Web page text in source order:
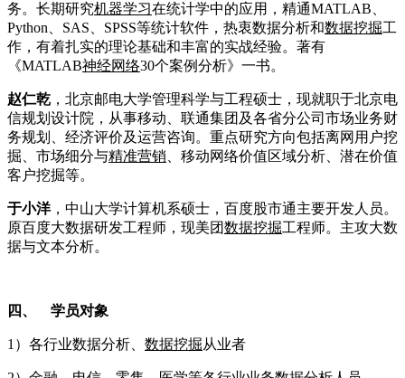
务。长期研究机器学习在统计学中的应用，精通MATLAB
Python
SAS SPSS等统计软件，热衷数据分析和数据挖掘工
作，有着扎实的理论基础和丰富的实战经验。著有
《MATLAB神经网络30个案例分析》一书。
赵仁乾 ，北京邮电大学管理科学与工程硕士，现就职于北京电
信规划设计院，从事移动、联通集团及各省分公司市场业务财
务规划、经济评价及运营咨询。重点研究方向包括离网用户挖
掘、市场细分与精准营销 、移动网络价值区域分析、潜在价值
客户挖掘等。
于小洋，中山大学计算机系硕士，百度股市通主要开发人员。
原百度大数据研发工程师，现美团数据挖掘工程师。主攻大数
据与文本分析。
四、 学员对象
1）各行业数据分析、 数据挖掘从业者